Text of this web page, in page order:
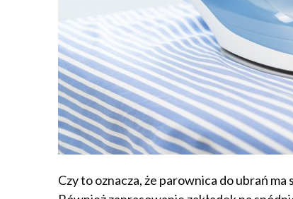
Czy to oznacza, że parownica do ubrań